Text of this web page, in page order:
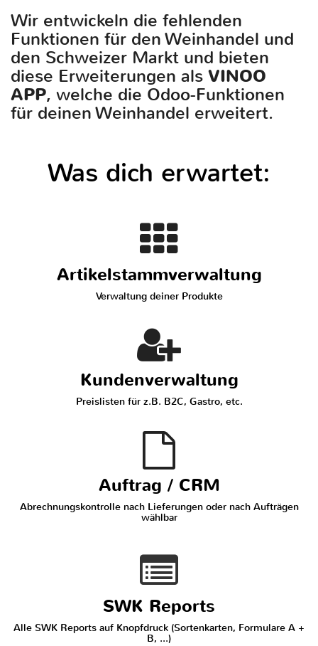
Wir entwickeln die fehlenden
Funktionen für den Weinhandel und
den Schweizer Markt und bieten
diese Erweiterungen als VINOO
APP, welche die Odoo-Funktionen
für deinen Weinhandel erweitert.
Was dich erwartet:
Artikelstammverwaltung
Verwaltung deiner Produkte
Kundenverwaltung
Preislisten für z.B. B2C, Gastro, etc.
Auftrag / CRM
Abrechnungskontrolle nach Lieferungen oder nach Aufträgen
wählbar
SWK Reports
Alle SWK Reports auf Knopfdruck (Sortenkarten, Formulare A +
B, ...)